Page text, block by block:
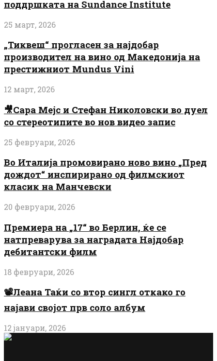
поддршката на Sundance Institute
25 март, 2026
„Тиквеш“ прогласен за најдобар
производител на вино од Македонија на
престижниот Mundus Vini
12 март, 2026
🎥Сара Мејс и Стефан Николовски во дуел
со стереотипите во нов видео запис
25 февруари, 2026
Во Италија промовирано ново вино „Пред
дождот“ инспирирано од филмскиот
класик на Манчевски
20 февруари, 2026
Премиера на „17“ во Берлин, ќе се
натпреварува за наградата Најдобар
дебитантски филм
18 февруари, 2026
📽️Леана Таќи со втор сингл откако го
најави својот прв соло албум
12 јануари, 2026